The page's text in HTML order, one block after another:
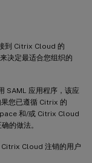
到 Citrix Cloud 的
决定最适合您组织的
SAML 应用程序，该应
您已遵循 Citrix 的
和/或 Citrix Cloud
的做法。
Cloud 注销的用户